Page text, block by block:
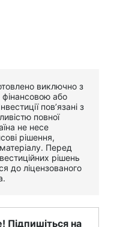
виключно з
або
пов’язані з
повної
не несе
рішення,
Перед
рішень
до ліцензованого
Підпишіться на